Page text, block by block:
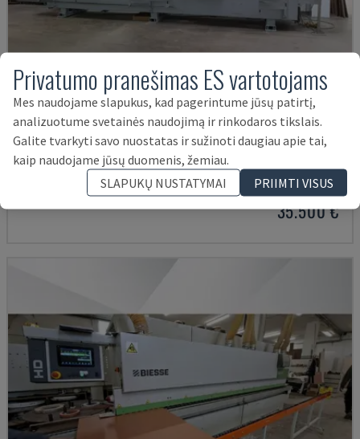
OPTIMAT KAL210/6/A20/S2
HOMAG - MALUMA SAVIENOTĀJS
2008
35.500 €
Privatumo pranešimas ES vartotojams
Mes naudojame slapukus, kad pagerintume jūsų patirtį,
analizuotume svetainės naudojimą ir rinkodaros tikslais.
Galite tvarkyti savo nuostatas ir sužinoti daugiau apie tai,
kaip naudojame jūsų duomenis, žemiau.
SLAPUKŲ NUSTATYMAI
PRIIMTI VISUS